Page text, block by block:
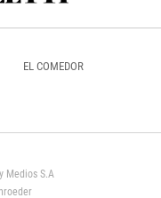
EL COMEDOR
Medios S.A